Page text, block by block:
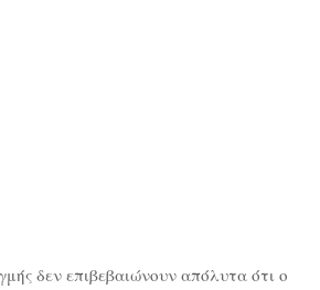
δεν επιβεβαιώνουν απόλυτα ότι ο